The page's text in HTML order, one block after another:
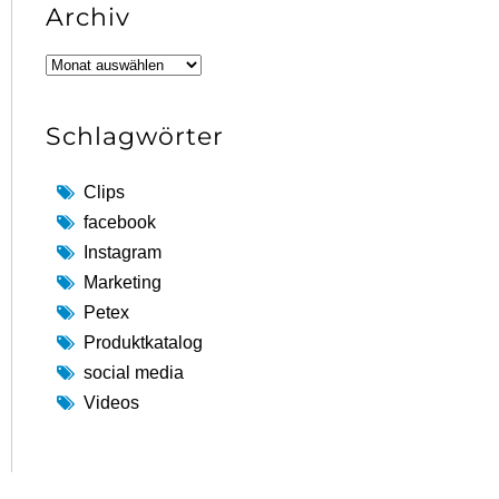
Archiv
Archiv
Schlagwörter
Clips
facebook
Instagram
Marketing
Petex
Produktkatalog
social media
Videos